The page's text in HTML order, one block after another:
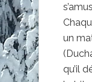
un
qu’il